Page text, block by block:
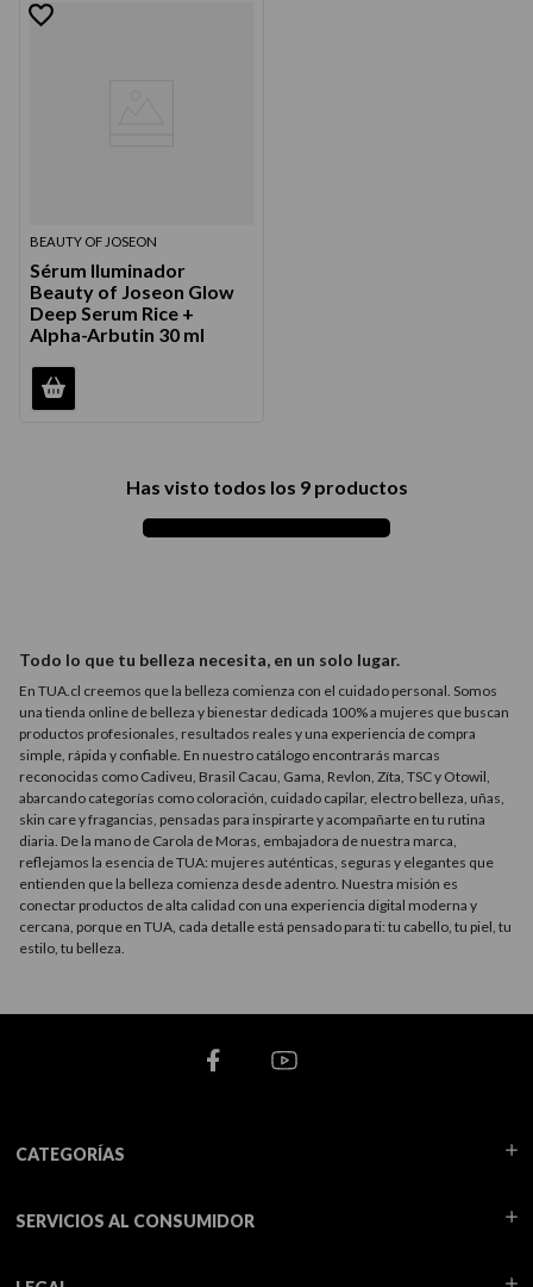
BEAUTY OF JOSEON
Sérum Iluminador
Beauty of Joseon Glow
Deep Serum Rice +
Alpha-Arbutin 30 ml
Has visto todos los 9productos
Todo lo que tu belleza necesita, en un solo lugar.
En TUA.cl creemos que la belleza comienza con el cuidado personal. Somos
una tienda online de belleza y bienestar dedicada 100% a mujeres que buscan
productos profesionales, resultados reales y una experiencia de compra
simple, rápida y confiable. En nuestro catálogo encontrarás marcas
reconocidas como Cadiveu, Brasil Cacau, Gama, Revlon, Zíta, TSC y Otowil,
abarcando categorías como coloración, cuidado capilar, electro belleza, uñas,
skin care y fragancias, pensadas para inspirarte y acompañarte en tu rutina
diaria. De la mano de Carola de Moras, embajadora de nuestra marca,
reflejamos la esencia de TUA: mujeres auténticas, seguras y elegantes que
entienden que la belleza comienza desde adentro. Nuestra misión es
conectar productos de alta calidad con una experiencia digital moderna y
cercana, porque en TUA, cada detalle está pensado para ti: tu cabello, tu piel, tu
estilo, tu belleza.
CATEGORÍAS
SERVICIOS AL CONSUMIDOR